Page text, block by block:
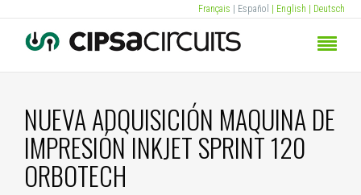
Français | Español | English | Deutsch
NUEVA ADQUISICIÓN MAQUINA DE
IMPRESIÓN INKJET SPRINT 120
ORBOTECH